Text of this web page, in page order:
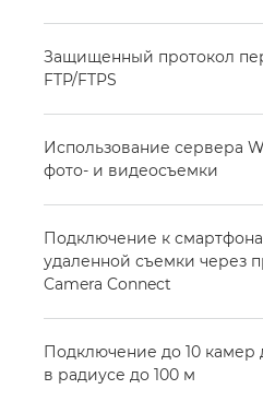
Защищенный протокол
FTP/FTPS
Использование сервера
фото- и видеосъемки
Подключение к
удаленной съемки через
Camera Connect
Подключение до 10 камер
в радиусе до 100 м